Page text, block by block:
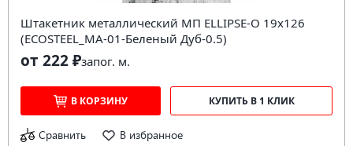
Штакетник металлический МП ELLIPSE-O 19х126
(ECOSTEEL_MA-01-Беленый Дуб-0.5)
от 222 ₽запог. м.
В КОРЗИНУ КУПИТЬ В 1 КЛИК
Сравнить В избранное